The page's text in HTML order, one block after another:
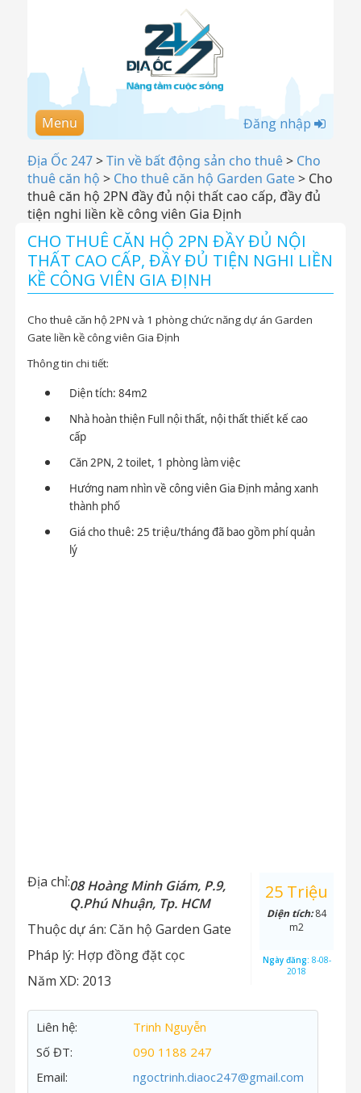
Menu Đăng nhập
Địa Ốc 247>Tin về bất động sản cho thuê> Cho
thuê căn hộ > Cho thuê căn hộ Garden Gate> Cho
thuê căn hộ 2PN đầy đủ nội thất cao cấp, đầy đủ
tiện nghi liền kề công viên Gia Định
CHO THUÊ CĂN HỘ 2PN ĐẦY ĐỦ NỘI
THẤT CAO CẤP, ĐẦY ĐỦ TIỆN NGHI LIỀN
KỀ CÔNG VIÊN GIA ĐỊNH
Cho thuê căn hộ 2PN và 1 phòng chức năng dự án Garden
Gate liền kề công viên Gia Định
Thông tin chi tiết:
Diện tích: 84m2
Nhà hoàn thiện Full nội thất, nội thất thiết kế cao
cấp
Căn 2PN, 2 toilet, 1 phòng làm việc
Hướng nam nhìn về công viên Gia Định mảng xanh
thành phố
Giá cho thuê: 25 triệu/tháng đã bao gồm phí quản
lý
Địa chỉ:08 Hoàng Minh Giám, P.9,
Q.Phú Nhuận, Tp. HCM
Thuộc dự án: Căn hộ Garden Gate
Pháp lý: Hợp đồng đặt cọc
Năm XD: 2013
25 Triệu
Diện tích:84
m2
Ngày đăng: 8-08-
2018
Liên hệ:
Trinh Nguyễn
Số ĐT:
090 1188 247
Email:
ngoctrinh.diaoc247@gmail.com